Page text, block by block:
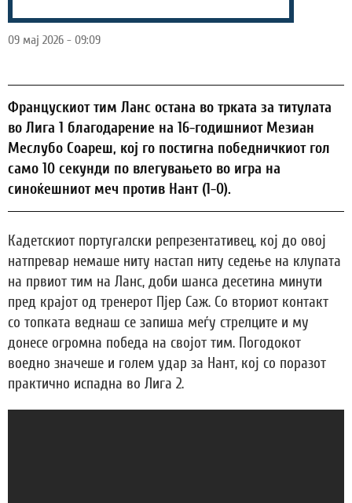
09 мај 2026 - 09:09
Францускиот тим Ланс остана во трката за титулата
во Лига 1 благодарение на 16-годишниот Мезиан
Меслубо Соареш, кој го постигна победничкиот гол
само 10 секунди по влегувањето во игра на
синоќешниот меч против Нант (1-0).
Кадетскиот португалски репрезентативец, кој до овој
натпревар немаше ниту настап ниту седење на клупата
на првиот тим на Ланс, доби шанса десетина минути
пред крајот од тренерот Пјер Саж. Со вториот контакт
со топката веднаш се запиша меѓу стрелците и му
донесе огромна победа на својот тим. Погодокот
воедно значеше и голем удар за Нант, кој со поразот
практично испадна во Лига 2.